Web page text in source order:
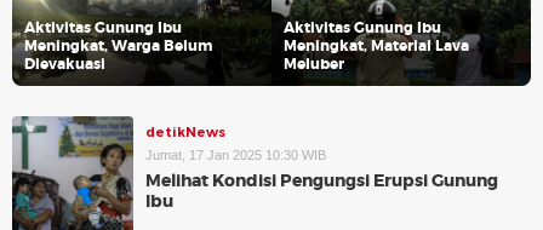
Aktivitas Gunung Ibu
Meningkat, Warga Belum
Dievakuasi
Aktivitas Gunung Ibu
Meningkat, Material Lava
Meluber
detikNews
Jumat, 17 Jan 2025 10:30 WIB
Melihat Kondisi Pengungsi Erupsi Gunung
Ibu